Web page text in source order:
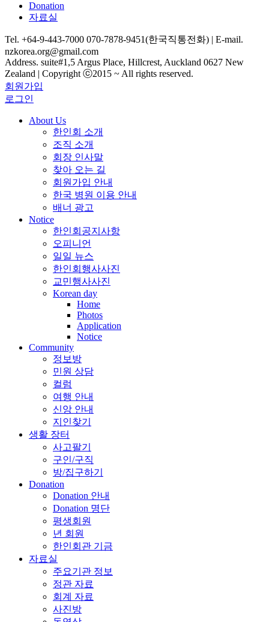
Donation
자료실
Tel. +64-9-443-7000 070-7878-9451(한국직통전화) | E-mail.
nzkorea.org@gmail.com
Address. suite#1,5 Argus Place, Hillcrest, Auckland 0627 New
Zealand | Copyright ⓒ2015 ~ All rights reserved.
회원가입
로그인
About Us
한인회 소개
조직 소개
회장 인사말
찾아 오는 길
회원가입 안내
한국 병원 이용 안내
배너 광고
Notice
한인회공지사항
오피니언
일일 뉴스
한인회행사사진
교민행사사진
Korean day
Home
Photos
Application
Notice
Community
정보방
민원 상담
컬럼
여행 안내
신앙 안내
지인찾기
생활 장터
사고팔기
구인/구직
방/집구하기
Donation
Donation 안내
Donation 명단
평생회원
년 회원
한인회관 기금
자료실
주요기관 정보
정관 자료
회계 자료
사진방